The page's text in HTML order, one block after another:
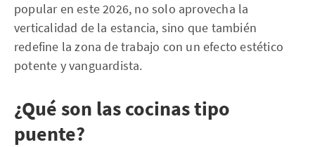
popular en este 2026, no solo aprovecha la
verticalidad de la estancia, sino que también
redefine la zona de trabajo con un efecto estético
potente y vanguardista.
¿Qué son las cocinas tipo
puente?